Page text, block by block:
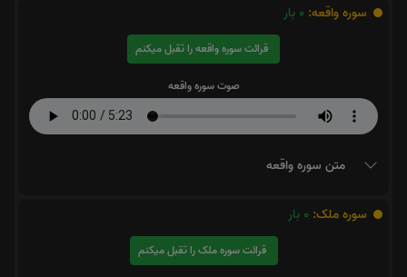
سوره واقعه: 0 بار
قرائت سوره واقعه را تقبل میکنم
صوت سوره واقعه
متن سوره واقعه
سوره ملک: 0 بار
قرائت سوره ملک را تقبل میکنم